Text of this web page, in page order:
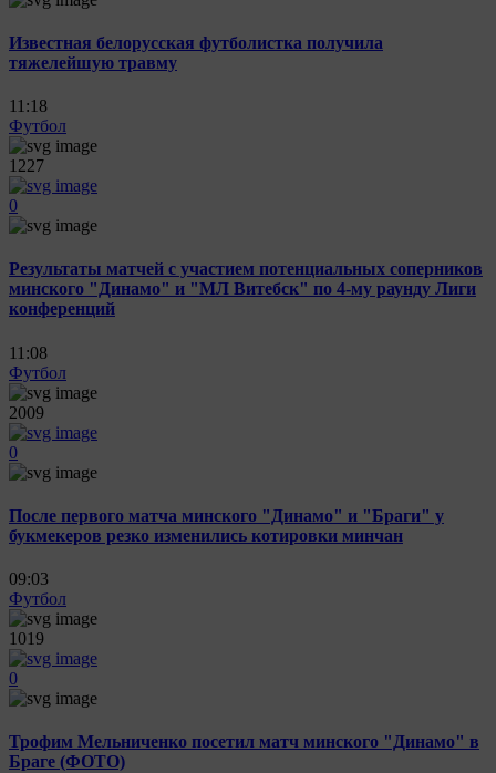
Известная белорусская футболистка получила
тяжелейшую травму
11:18
Футбол
1227
0
Результаты матчей с участием потенциальных соперников
минского "Динамо" и "МЛ Витебск" по 4-му раунду Лиги
конференций
11:08
Футбол
2009
0
После первого матча минского "Динамо" и "Браги" у
букмекеров резко изменились котировки минчан
09:03
Футбол
1019
0
Трофим Мельниченко посетил матч минского "Динамо" в
Браге (ФОТО)